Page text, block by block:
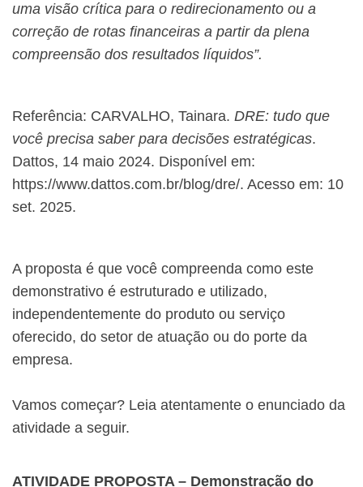
uma visão crítica para o redirecionamento ou a
correção de rotas financeiras a partir da plena
compreensão dos resultados líquidos”.
Referência: CARVALHO, Tainara. DRE: tudo que
você precisa saber para decisões estratégicas.
Dattos, 14 maio 2024. Disponível em:
https://www.dattos.com.br/blog/dre/. Acesso em: 10
set. 2025.
A proposta é que você compreenda como este
demonstrativo é estruturado e utilizado,
independentemente do produto ou serviço
oferecido, do setor de atuação ou do porte da
empresa.
Vamos começar? Leia atentamente o enunciado da
atividade a seguir.
ATIVIDADE PROPOSTA – Demonstração do